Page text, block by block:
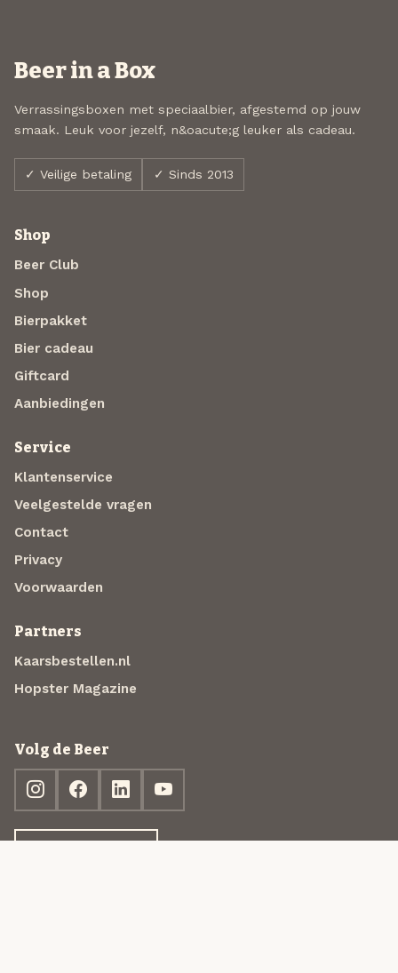
Beer in a Box
Verrassingsboxen met speciaalbier, afgestemd op jouw
smaak. Leuk voor jezelf, n&oacute;g leuker als cadeau.
✓ Veilige betaling ✓ Sinds 2013
Shop
Beer Club
Shop
Bierpakket
Bier cadeau
Giftcard
Aanbiedingen
Service
Klantenservice
Veelgestelde vragen
Contact
Privacy
Voorwaarden
Partners
Kaarsbestellen.nl
Hopster Magazine
Volg de Beer